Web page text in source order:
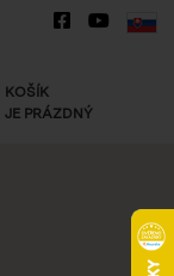
Košík
KOŠÍK
JE PRÁZDNÝ